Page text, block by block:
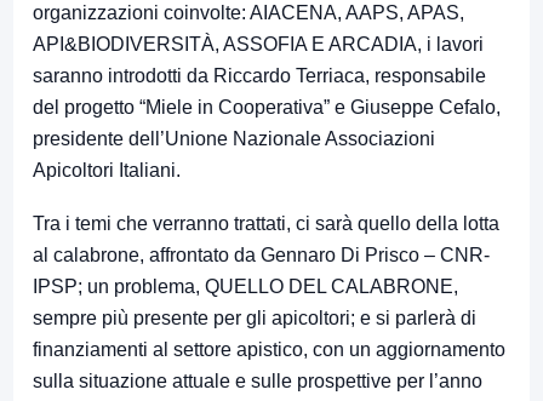
organizzazioni coinvolte: AIACENA, AAPS, APAS,
API&BIODIVERSITÀ, ASSOFIA E ARCADIA, i lavori
saranno introdotti da Riccardo Terriaca, responsabile
del progetto “Miele in Cooperativa” e Giuseppe Cefalo,
presidente dell’Unione Nazionale Associazioni
Apicoltori Italiani.
Tra i temi che verranno trattati, ci sarà quello della lotta
al calabrone, affrontato da Gennaro Di Prisco – CNR-
IPSP; un problema, QUELLO DEL CALABRONE,
sempre più presente per gli apicoltori; e si parlerà di
finanziamenti al settore apistico, con un aggiornamento
sulla situazione attuale e sulle prospettive per l’anno